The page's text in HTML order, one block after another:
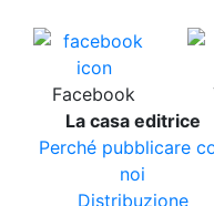
Facebook
La casa editrice
Perché pubblicare
noi
Distribuzione